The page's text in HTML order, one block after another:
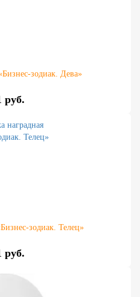
зодиак. Дева»
руб.
зодиак. Телец»
руб.